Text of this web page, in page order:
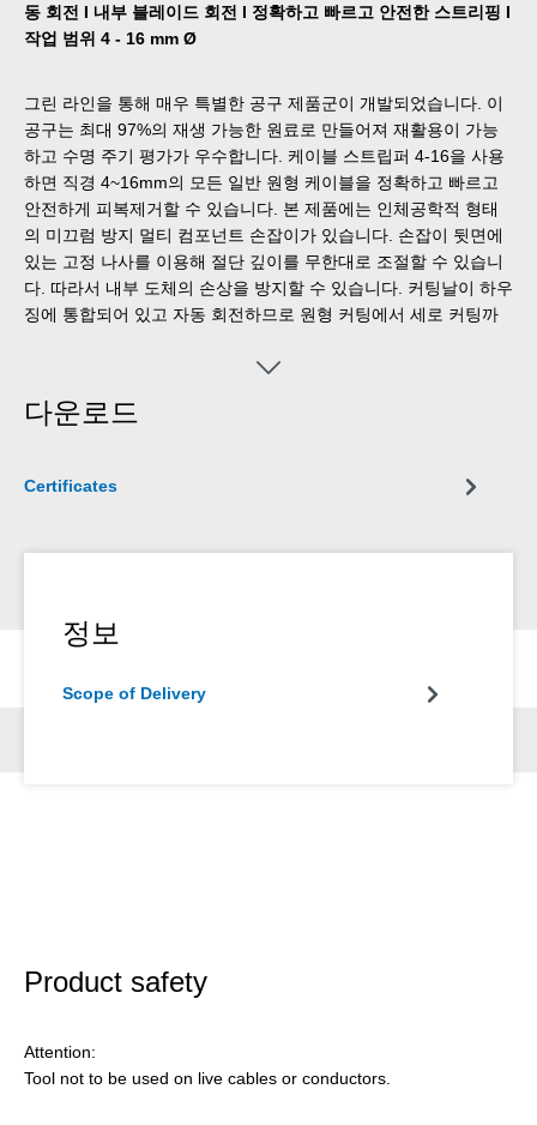
동 회전 I 내부 블레이드 회전 I 정확하고 빠르고 안전한 스트리핑 I
작업 범위 4 - 16 mm Ø
그린 라인을 통해 매우 특별한 공구 제품군이 개발되었습니다. 이
공구는 최대 97%의 재생 가능한 원료로 만들어져 재활용이 가능
하고 수명 주기 평가가 우수합니다. 케이블 스트립퍼 4-16을 사용
하면 직경 4~16mm의 모든 일반 원형 케이블을 정확하고 빠르고
안전하게 피복제거할 수 있습니다. 본 제품에는 인체공학적 형태
의 미끄럼 방지 멀티 컴포넌트 손잡이가 있습니다. 손잡이 뒷면에
있는 고정 나사를 이용해 절단 깊이를 무한대로 조절할 수 있습니
다. 따라서 내부 도체의 손상을 방지할 수 있습니다. 커팅날이 하우
징에 통합되어 있고 자동 회전하므로 원형 커팅에서 세로 커팅까
다운로드
Certificates
정보
Scope of Delivery
Product safety
Attention:
Tool not to be used on live cables or conductors.